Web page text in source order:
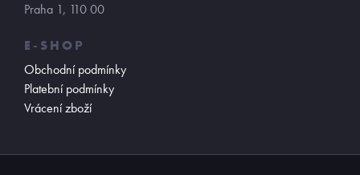
Praha 1, 110 00
E-SHOP
Obchodní podmínky
Platební podmínky
Vrácení zboží